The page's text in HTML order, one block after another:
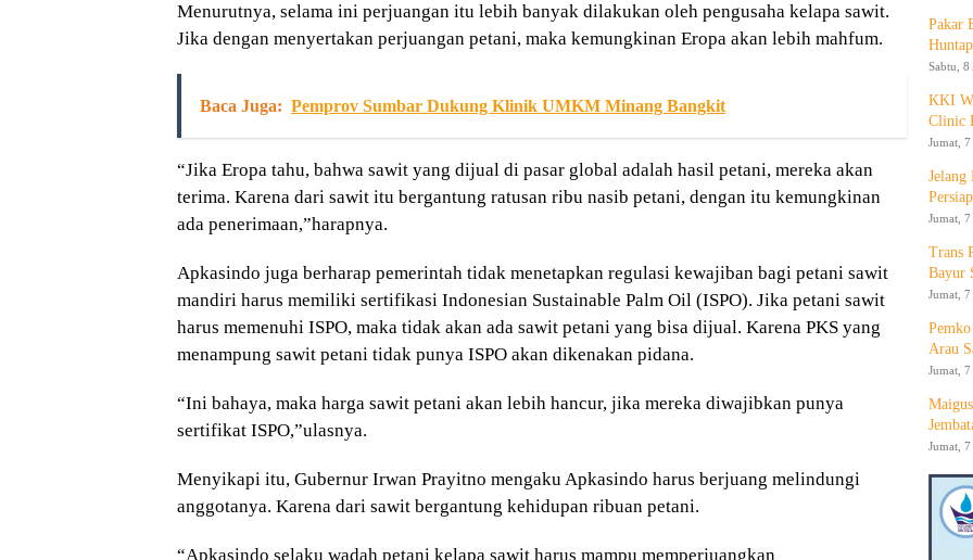
Menurutnya, selama ini perjuangan itu lebih banyak dilakukan oleh pengusaha kelapa sawit.
Jika dengan menyertakan perjuangan petani, maka kemungkinan Eropa akan lebih mahfum.
Baca Juga: Pemprov Sumbar Dukung Klinik UMKM Minang Bangkit
“Jika Eropa tahu, bahwa sawit yang dijual di pasar global adalah hasil petani, mereka akan
terima. Karena dari sawit itu bergantung ratusan ribu nasib petani, dengan itu kemungkinan
ada penerimaan,”harapnya.
Apkasindo juga berharap pemerintah tidak menetapkan regulasi kewajiban bagi petani sawit
mandiri harus memiliki sertifikasi Indonesian Sustainable Palm Oil (ISPO). Jika petani sawit
harus memenuhi ISPO, maka tidak akan ada sawit petani yang bisa dijual. Karena PKS yang
menampung sawit petani tidak punya ISPO akan dikenakan pidana.
“Ini bahaya, maka harga sawit petani akan lebih hancur, jika mereka diwajibkan punya
sertifikat ISPO,”ulasnya.
Menyikapi itu, Gubernur Irwan Prayitno mengaku Apkasindo harus berjuang melindungi
anggotanya. Karena dari sawit bergantung kehidupan ribuan petani.
“Apkasindo selaku wadah petani kelapa sawit harus mampu memperjuangkan
Pakar
Sabtu, 8
KKI
Clinic
Jumat,
Jelang
Jumat,
Trans
Bayur
Jumat,
Arau
Jumat,
Jumat,